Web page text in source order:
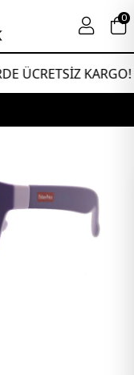
KARGO!
0